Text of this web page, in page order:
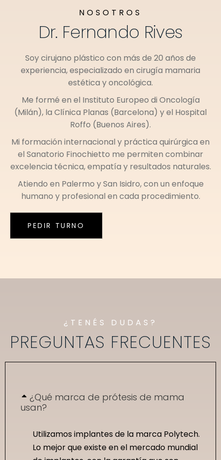
NOSOTROS
Dr. Fernando Rives
Soy cirujano plástico con más de 20 años de
experiencia, especializado en cirugía mamaria
estética y oncológica.
Me formé en el Instituto Europeo di Oncología
(Milán), la Clínica Planas (Barcelona) y el Hospital
Roffo (Buenos Aires).
Mi formación internacional y práctica quirúrgica en
el Sanatorio Finochietto me permiten combinar
excelencia técnica, empatía y resultados naturales.
Atiendo en Palermo ySan Isidro, con un enfoque
humano y profesional en cada procedimiento.
PEDIR TURNO
¿TENÉS DUDAS?
PREGUNTAS FRECUENTES
¿Qué marca de prótesis de mama
usan?
Utilizamos implantes de la marca Polytech.
Lo mejor que existe en el mercado mundial